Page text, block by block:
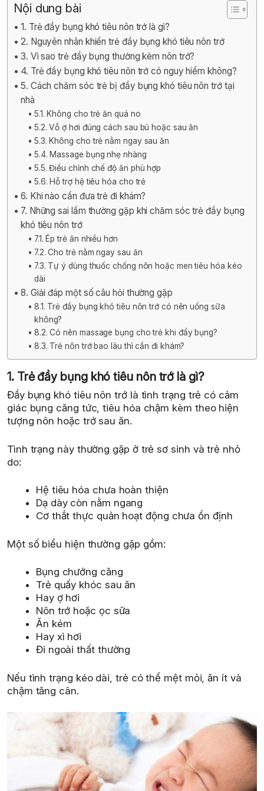
Nội dung bài
1. Trẻ đầy bụng khó tiêu nôn trớ là gì?
2. Nguyên nhân khiến trẻ đầy bụng khó tiêu nôn trớ
3. Vì sao trẻ đầy bụng thường kèm nôn trớ?
4. Trẻ đầy bụng khó tiêu nôn trớ có nguy hiểm không?
5. Cách chăm sóc trẻ bị đầy bụng khó tiêu nôn trớ tại
nhà
5.1. Không cho trẻ ăn quá no
5.2. Vỗ ợ hơi đúng cách sau bú hoặc sau ăn
5.3. Không cho trẻ nằm ngay sau ăn
5.4. Massage bụng nhẹ nhàng
5.5. Điều chỉnh chế độ ăn phù hợp
5.6. Hỗ trợ hệ tiêu hóa cho trẻ
6. Khi nào cần đưa trẻ đi khám?
7. Những sai lầm thường gặp khi chăm sóc trẻ đầy bụng
khó tiêu nôn trớ
7.1. Ép trẻ ăn nhiều hơn
7.2. Cho trẻ nằm ngay sau ăn
7.3. Tự ý dùng thuốc chống nôn hoặc men tiêu hóa kéo
dài
8. Giải đáp một số câu hỏi thường gặp
8.1. Trẻ đầy bụng khó tiêu nôn trớ có nên uống sữa
không?
8.2. Có nên massage bụng cho trẻ khi đầy bụng?
8.3. Trẻ nôn trớ bao lâu thì cần đi khám?
1. Trẻ đầy bụng khó tiêu nôn trớ là gì?
Đầy bụng khó tiêu nôn trớ là tình trạng trẻ có cảm
giác bụng căng tức, tiêu hóa chậm kèm theo hiện
tượng nôn hoặc trớ sau ăn.
Tình trạng này thường gặp ở trẻ sơ sinh và trẻ nhỏ
do:
Hệ tiêu hóa chưa hoàn thiện
Dạ dày còn nằm ngang
Cơ thắt thực quản hoạt động chưa ổn định
Một số biểu hiện thường gặp gồm:
Bụng chướng căng
Trẻ quấy khóc sau ăn
Hay ợ hơi
Nôn trớ hoặc ọc sữa
Ăn kém
Hay xì hơi
Đi ngoài thất thường
Nếu tình trạng kéo dài, trẻ có thể mệt mỏi, ăn ít và
chậm tăng cân.